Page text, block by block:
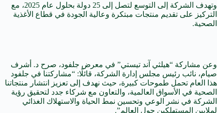
وتهدف الشركة إلى التوسع لتصل إلى 25 دولة بحلول عام 2025، مع
التركيز على تقديم منتجات مبتكرة وعالية الجودة في قطاع الأغذية
الصحية.
وعن مشاركة “هيلثي آند تيستي” في معرض جلفود، صرح د. أشرف
صيام، نائب رئيس مجلس إدارة الشركة، قائلًا: “مشاركتنا في جلفود
هذا العام تحمل طموحات كبيرة، حيث نهدف إلى تعزيز انتشار منتجاتنا
الصحية في الأسواق العالمية، والتعاون مع شركاء جدد لتحقيق رؤية
الشركة في نشر الوعي وتحسين نمط الحياة والاستهلاك الغذائي
لملايين المستهلكين حول العالم”.